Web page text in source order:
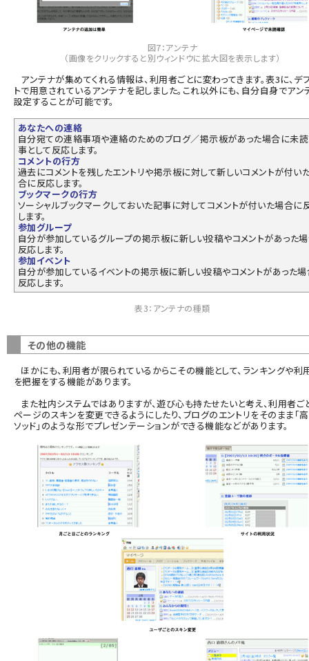
図7：アンテナ
（画像をクリックすると別ウィンドウに拡大図を表示します）
アンテナが集めてくれる情報は、利用者ごとに変わってきます。表3に、デ
トで用意されているアンテナを記しました。これ以外にも、自分自身でアン
設定することが可能です。
あなたへの連絡
自分宛ての連絡事項や連絡のためのブログ／掲示板があった場合に未
事として反応します。
コメントの行方
過去にコメントを残したエントリや掲示板に対して新しいコメントが付い
合に反応します。
ブックマークの行方
ソーシャルブックマークしておいた記事に対してコメントが付いた場合に
します。
参加グループ
自分が参加しているグループの掲示板に新しい投稿やコメントがあった
反応します。
参加イベント
自分が参加しているイベントの掲示板に新しい投稿やコメントがあった
反応します。
表3：アンテナの種類
その他の機能
ほかにも、利用者が限られているからこその機能として、ランキングや利
を把握をする機能があります。
また社内システムではありますが、遊び心も持たせたいと考え、利用者ご
ページのスキンを変更できるようにしたり、ブログのエントリをそのまま「
ソッド」のような形でプレゼンテーションができる機能などがあります。